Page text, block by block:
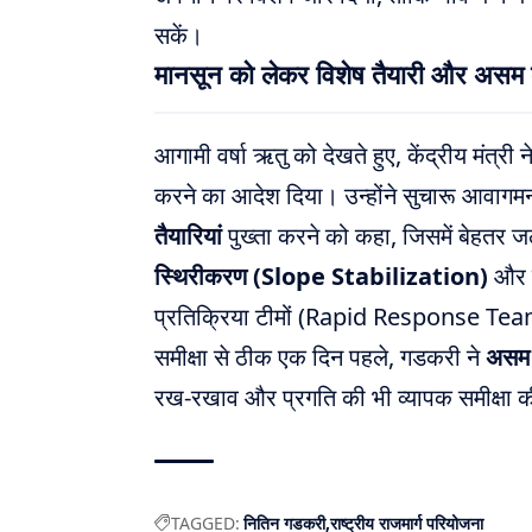
सकें।
मानसून को लेकर विशेष तैयारी और असम
आगामी वर्षा ऋतु को देखते हुए, केंद्रीय मंत्री
करने का आदेश दिया। उन्होंने सुचारू
तैयारियांपुख्ता करने को कहा, जिसमें बेहतर
स्थिरीकरण (Slope Stabilization) और
प्रतिक्रिया टीमों (Rapid Response
समीक्षा से ठीक एक दिन पहले, गडकरी नेअसम
रख-रखाव और प्रगति की भी व्यापक समीक्षा
TAGGED: नितिन गडकरी राष्ट्रीय राजमार्ग परियोजना